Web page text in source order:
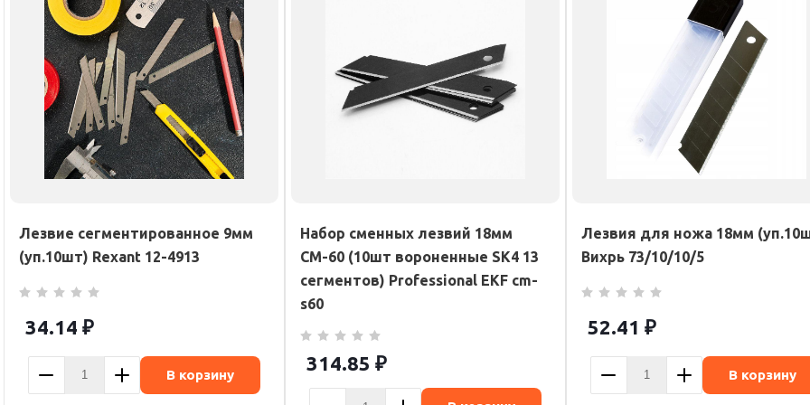
Лезвие сегментированное 9мм
(уп.10шт) Rexant 12-4913
34.14 ₽
В корзину
Набор сменных лезвий 18мм
СМ-60 (10шт вороненные SK4 13
сегментов) Professional EKF cm-
s60
314.85 ₽
Лезвия для ножа 18мм
Вихрь 73/10/10/5
52.41 ₽
В корзину